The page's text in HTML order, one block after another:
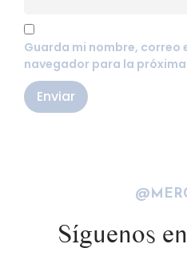
Guarda mi nombre, correo
navegador para la
Síguenos